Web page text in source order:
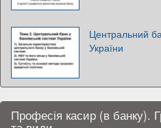
Центральний
України
Професія касир (в банку).